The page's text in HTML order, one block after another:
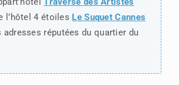
l’hôtel 4 étoiles Le Suquet Cannes
adresses réputées du quartier du